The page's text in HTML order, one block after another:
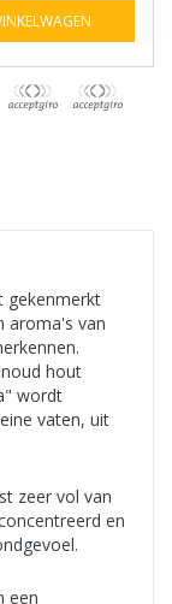
gekenmerkt
aroma's van
hout
wordt
vaten, uit
zeer vol van
en
een